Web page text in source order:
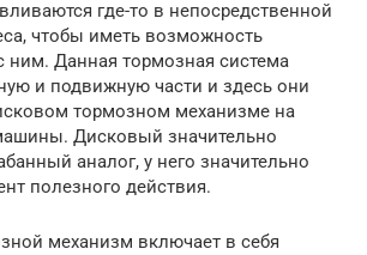
где-то в непосредственной
чтобы иметь возможность
ним. Данная тормозная система
и подвижную части и здесь они
тормозном механизме на
Дисковый значительно
аналог, у него значительно
полезного действия.
механизм включает в себя